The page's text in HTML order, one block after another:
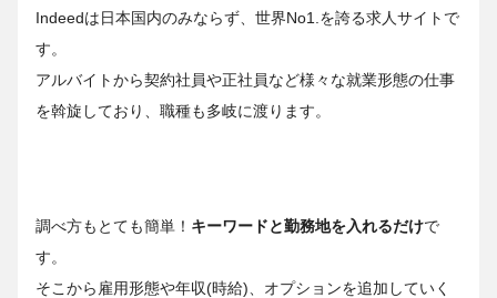
Indeedは日本国内のみならず、世界No1.を誇る求人サイトで
す。
アルバイトから契約社員や正社員など様々な就業形態の仕事
を斡旋しており、職種も多岐に渡ります。
調べ方もとても簡単！ キーワードと勤務地を入れるだけで
す。
そこから雇用形態や年収(時給)、オプションを追加していく